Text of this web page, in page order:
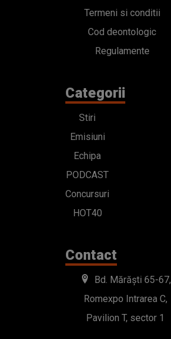
Termeni si conditii
Cod deontologic
Regulamente
Categorii
Stiri
Emisiuni
Echipa
PODCAST
Concursuri
HOT40
Contact
Bd. Mărăști 65-67,
Romexpo Intrarea C,
Pavilion T, sector 1